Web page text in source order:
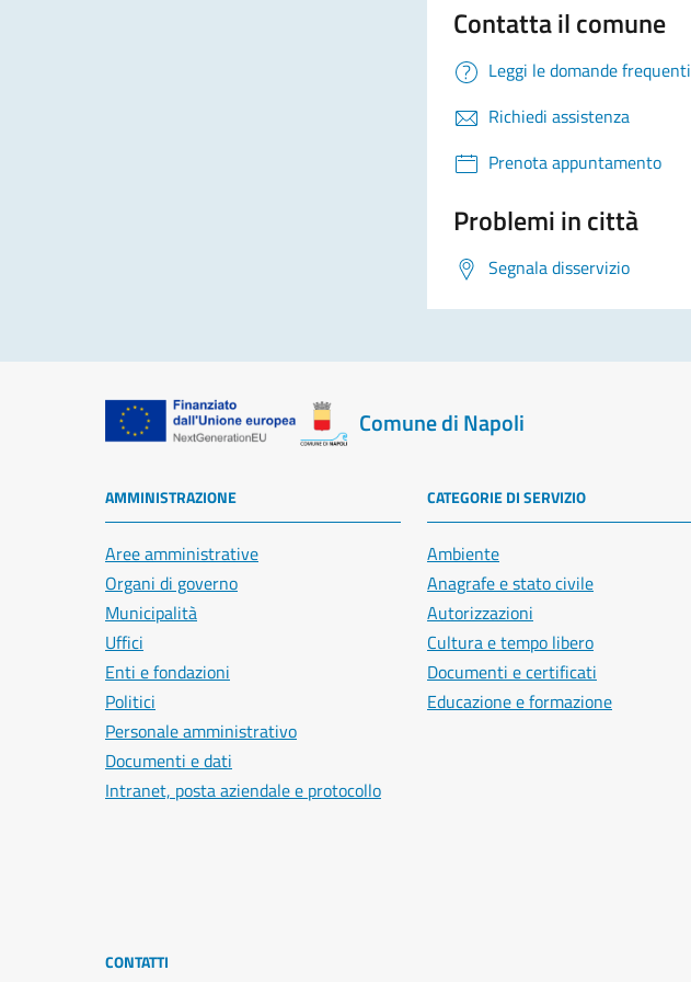
Contatta il comune
Leggi le domande frequenti
Richiedi assistenza
Prenota appuntamento
Problemi in città
Segnala disservizio
Comune di Napoli
AMMINISTRAZIONE
Aree amministrative
Organi di governo
Municipalità
Uffici
Enti e fondazioni
Politici
Personale amministrativo
Documenti e dati
Intranet, posta aziendale e protocollo
CATEGORIE DI SERVIZIO
Ambiente
Anagrafe e stato civile
Autorizzazioni
Cultura e tempo libero
Documenti e certificati
Educazione e formazione
CONTATTI